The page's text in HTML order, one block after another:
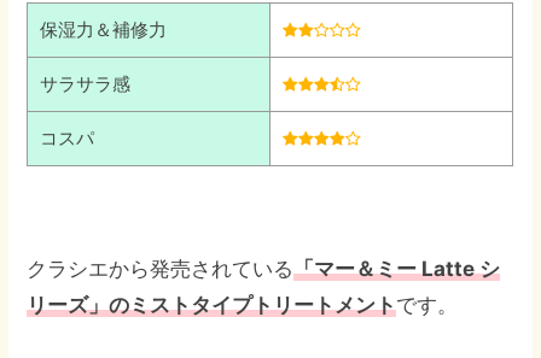
保湿力＆補修力
サラサラ感
コスパ
クラシエから発売されている「マー＆ミー Latte シ
リーズ」のミストタイプトリートメントです。